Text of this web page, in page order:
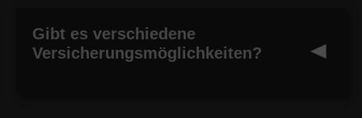
Gibt es verschiedene
Versicherungsmöglichkeiten?